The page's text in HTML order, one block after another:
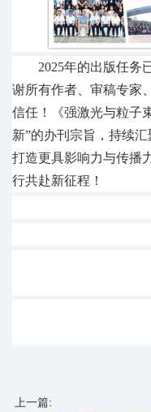
2025年的出版任务
谢所有作者、审稿专家
信任！《强激光与粒子
新”的办刊宗旨，持续
打造更具影响力与传播
行共赴新征程！
上一篇: